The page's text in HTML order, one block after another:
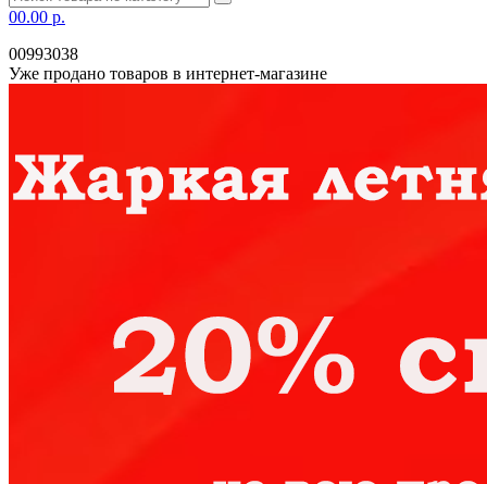
00.00 р.
00993038
Уже продано товаров в интернет-магазине